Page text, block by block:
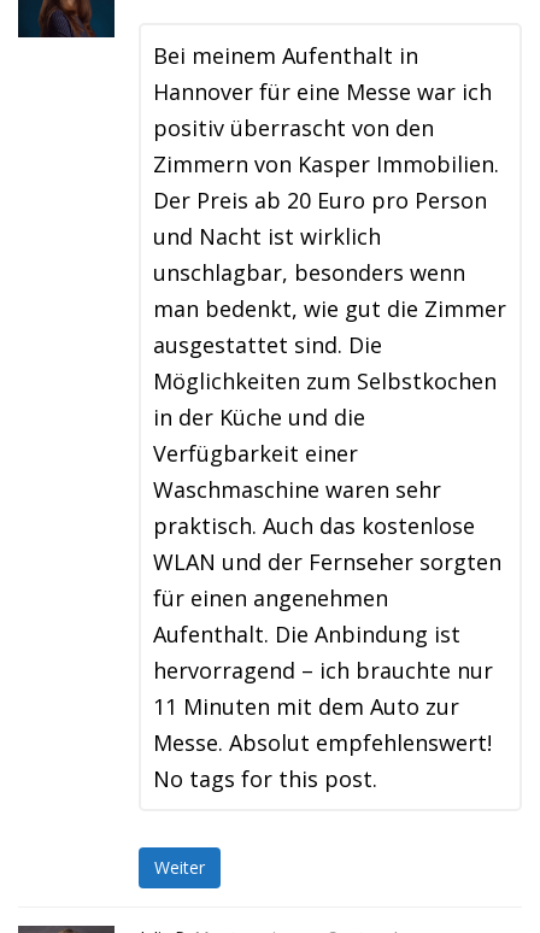
Bei meinem Aufenthalt in
Hannover für eine Messe war ich
positiv überrascht von den
Zimmern von Kasper Immobilien.
Der Preis ab 20 Euro pro Person
und Nacht ist wirklich
unschlagbar, besonders wenn
man bedenkt, wie gut die Zimmer
ausgestattet sind. Die
Möglichkeiten zum Selbstkochen
in der Küche und die
Verfügbarkeit einer
Waschmaschine waren sehr
praktisch. Auch das kostenlose
WLAN und der Fernseher sorgten
für einen angenehmen
Aufenthalt. Die Anbindung ist
hervorragend – ich brauchte nur
11 Minuten mit dem Auto zur
Messe. Absolut empfehlenswert!
No tags for this post.
Weiter